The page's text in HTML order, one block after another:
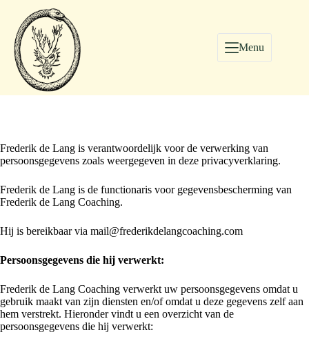
Menu
Frederik de Lang is verantwoordelijk voor de verwerking van
persoonsgegevens zoals weergegeven in deze privacyverklaring.
Frederik de Lang is de functionaris voor gegevensbescherming van
Frederik de Lang Coaching.
Hij is bereikbaar via mail@frederikdelangcoaching.com
Persoonsgegevens die hij verwerkt:
Frederik de Lang Coaching verwerkt uw persoonsgegevens omdat u
gebruik maakt van zijn diensten en/of omdat u deze gegevens zelf aan
hem verstrekt. Hieronder vindt u een overzicht van de
persoonsgegevens die hij verwerkt: